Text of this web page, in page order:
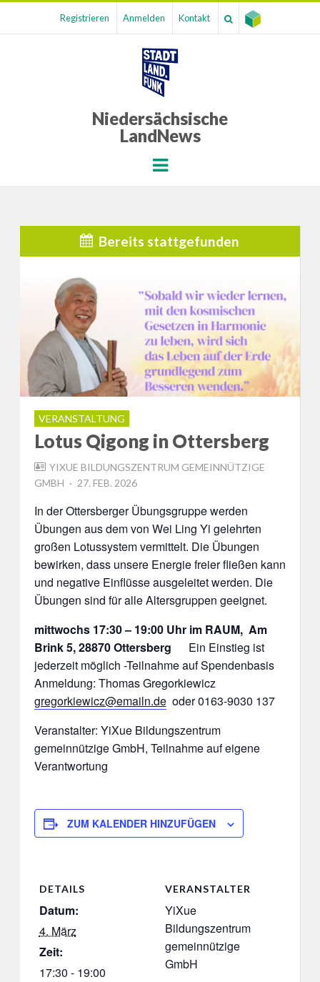
Registrieren Anmelden Kontakt
Niedersächsische
LandNews
Menu
Bereits stattgefunden
VERANSTALTUNG
Lotus Qigong in Ottersberg
YIXUE BILDUNGSZENTRUM GEMEINNÜTZIGE
GMBH
POSTED
27. FEB. 2026
In der Ottersberger Übungsgruppe werden
Übungen aus dem von Wei Ling Yi gelehrten
großen Lotussystem vermittelt. Die Übungen
bewirken, dass unsere Energie freier fließen kann
und negative Einflüsse ausgeleitet werden. Die
Übungen sind für alle Altersgruppen geeignet.
mittwochs 17:30 – 19:00 Uhr im RAUM, Am
Brink 5, 28870 Ottersberg Ein Einstieg ist
jederzeit möglich -Teilnahme auf Spendenbasis
Anmeldung: Thomas Gregorkiewicz
gregorkiewicz@emailn.deoder 0163-9030 137
Veranstalter: YiXue Bildungszentrum
gemeinnützige GmbH, Teilnahme auf eigene
Verantwortung
ZUM KALENDER HINZUFÜGEN
DETAILS
Datum:
4. März
Zeit:
17:30 - 19:00
VERANSTALTER
YiXue
Bildungszentrum
gemeinnützige
GmbH